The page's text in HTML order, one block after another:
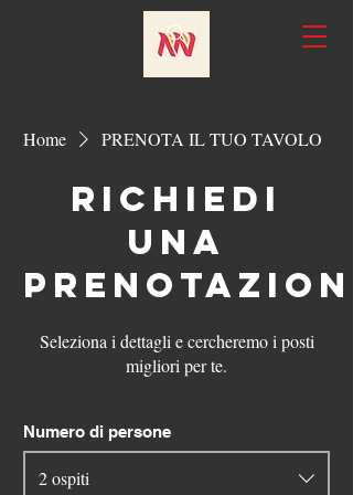
Home PRENOTA IL TUO TAVOLO
Richiedi
una
Seleziona i dettagli e cercheremo i posti
migliori per te.
Numero di persone
2 ospiti